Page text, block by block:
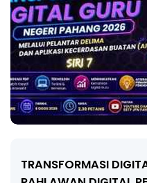
MAJLIS ANUGERAH